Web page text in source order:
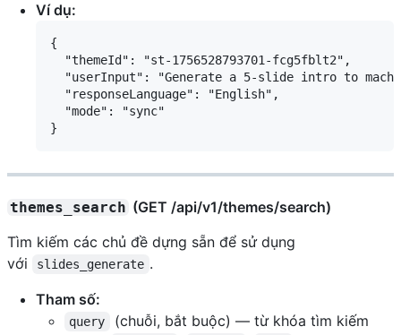
Ví dụ:
{
  "themeId": "st-1756528793701-fcg5fblt2",
"userInput": "Generate a 5-slide intro to
  "responseLanguage": "English",
  "mode": "sync"
themes_search (GET /api/v1/themes/search)
Tìm kiếm các chủ đề dựng sẵn để sử dụng
với
slides_generate .
Tham số:
query
(chuỗi, bắt buộc) — từ khóa tìm kiếm